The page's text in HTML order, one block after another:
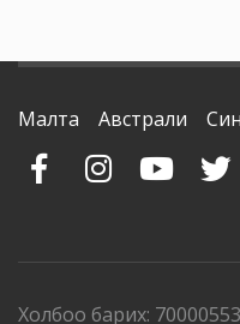
Малта Австрали
Холбоо барих: 70000553